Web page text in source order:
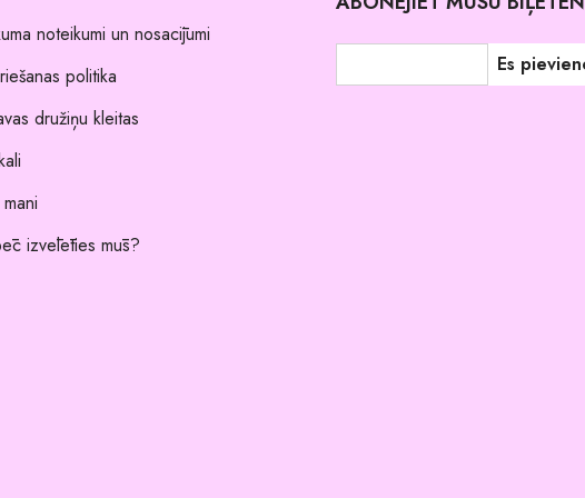
noteikumi un nosacījumi
politika
družiņu kleitas
izvēlēties mūs?